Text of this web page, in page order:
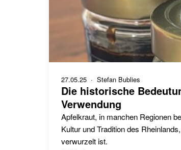
27.05.25 · Stefan Bublies
Die historische
Verwendung
Apfelkraut, in manchen Regionen
Kultur und Tradition des
verwurzelt ist.